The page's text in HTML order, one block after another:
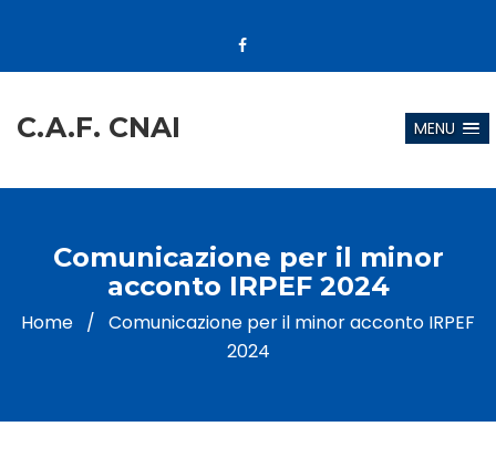
C.A.F. CNAI MENU
Comunicazione per il minor
acconto IRPEF 2024
Home / Comunicazione per il minor acconto IRPEF
2024